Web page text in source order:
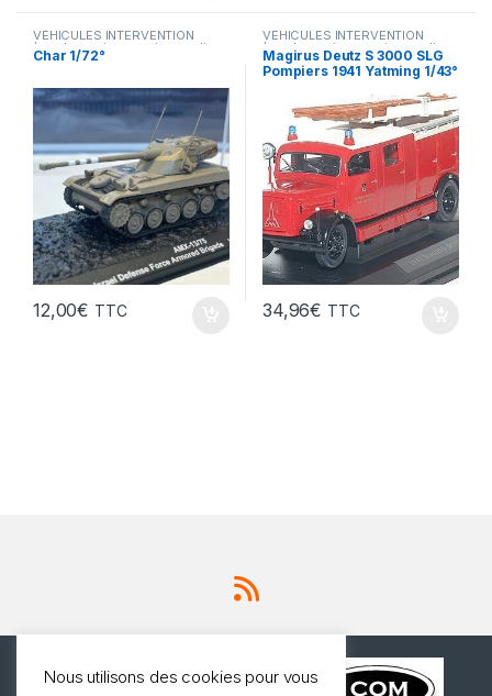
VÉHICULES INTERVENTION
(gendarmerie, pompiers, police,
ambulance..)
Char 1/72°
12,00€ TTC
VÉHICULES INTERVENTION
(gendarmerie, pompiers, police,
ambulance..)
Magirus Deutz S 3000 SLG
Pompiers 1941 Yatming 1/43°
34,96€ TTC
Nous utilisons des cookies pour vous